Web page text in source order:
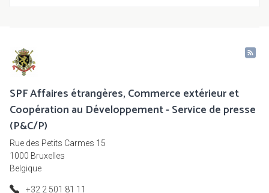
SPF Affaires étrangères, Commerce extérieur et
Coopération au Développement - Service de presse
(P&C/P)
Rue des Petits Carmes 15
1000 Bruxelles
Belgique
+32 2 501 81 11